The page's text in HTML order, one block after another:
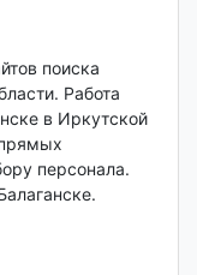
поиска
Работа
в Иркутской
персонала.